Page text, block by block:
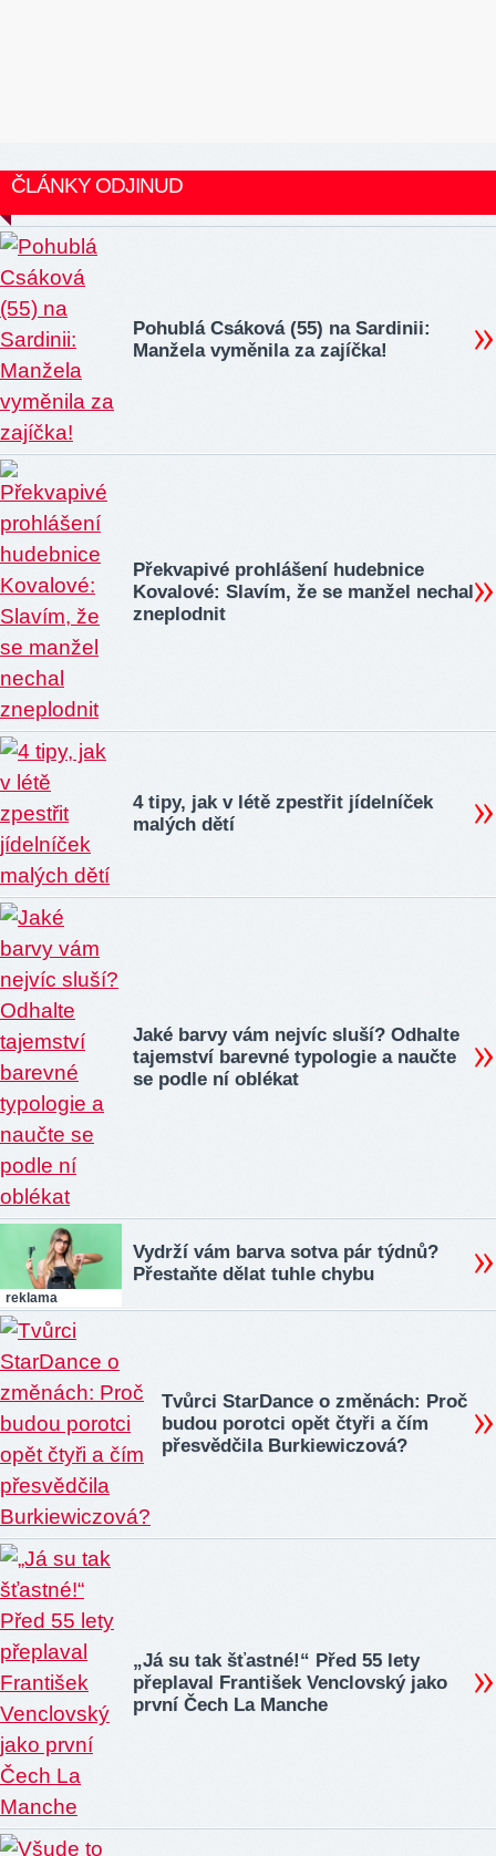
ČLÁNKY ODJINUD
Pohublá Csáková (55) na Sardinii:
Manžela vyměnila za zajíčka!
Překvapivé prohlášení hudebnice
Kovalové: Slavím, že se manžel nechal
zneplodnit
4 tipy, jak v létě zpestřit jídelníček
malých dětí
Jaké barvy vám nejvíc sluší? Odhalte
tajemství barevné typologie a naučte
se podle ní oblékat
reklama
Vydrží vám barva sotva pár týdnů?
Přestaňte dělat tuhle chybu
Tvůrci StarDance o změnách: Proč
budou porotci opět čtyři a čím
přesvědčila Burkiewiczová?
„Já su tak šťastné!“ Před 55 lety
přeplaval František Venclovský jako
první Čech La Manche